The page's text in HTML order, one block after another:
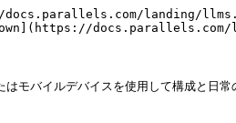
landing/
docs.parallels.com/
バイルデバイスを使用して構成と